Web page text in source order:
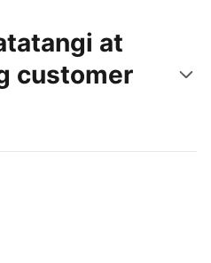
at
customer
guest ngayon